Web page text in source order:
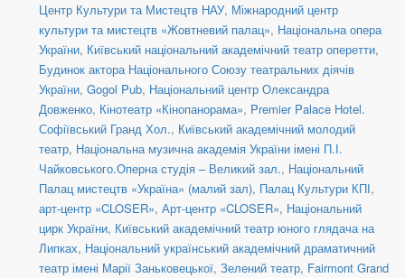
Центр Культури та Мистецтв НАУ, Міжнародний центр
культури та мистецтв «Жовтневий палац», Національна опера
України, Київський національний академічний театр оперетти,
Будинок актора Національного Союзу театральних діячів
України, Gogol Pub, Національний центр Олександра
Довженко, Кінотеатр «Кінопанорама», Premier Palace Hotel.
Софіївський Гранд Хол., Київський академічний молодий
театр, Національна музична академія України імені П.І.
Чайковського.Оперна студія – Великий зал., Національний
Палац мистецтв «Україна» (малий зал), Палац Культури КПІ,
арт-центр «CLOSER», Арт-центр «CLOSER», Національний
цирк України, Київський академічний театр юного глядача на
Липках, Національний український академічний драматичний
театр імені Марії Заньковецької, Зелений театр, Fairmont Grand